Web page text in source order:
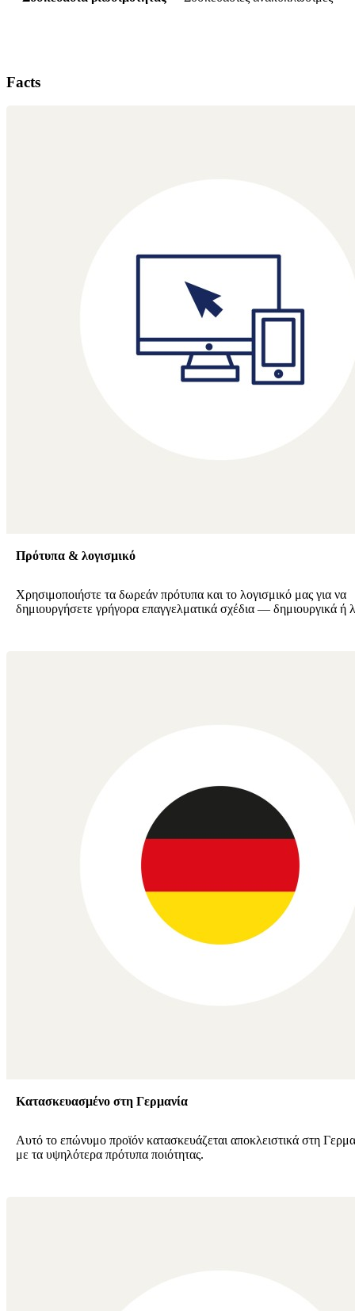
Facts
Πρότυπα & λογισμικό
Χρησιμοποιήστε τα δωρεάν πρότυπα και το λογισμικό μας για να
δημιουργήσετε γρήγορα επαγγελματικά σχέδια — δημιουργικά ή
Κατασκευασμένο στη Γερμανία
Αυτό το επώνυμο προϊόν κατασκευάζεται αποκλειστικά στη
με τα υψηλότερα πρότυπα ποιότητας.